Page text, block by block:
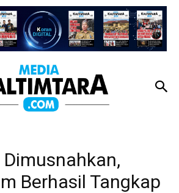
Dimusnahkan,
Berhasil Tangkap